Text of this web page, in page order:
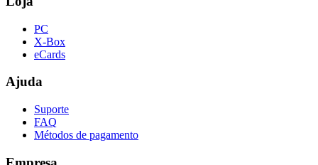
PC
X-Box
eCards
Ajuda
Suporte
FAQ
Métodos de pagamento